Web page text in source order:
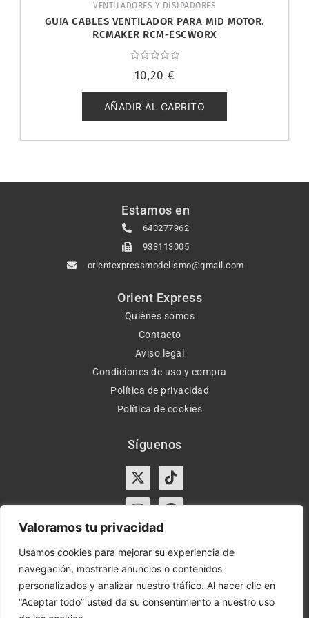
Valoramos tu privacidad
Usamos cookies para mejorar su experiencia de
navegación, mostrarle anuncios o contenidos
personalizados y analizar nuestro tráfico. Al hacer clic en
“Aceptar todo” usted da su consentimiento a nuestro uso
VENTILADORES Y DISIPADORES
GUIA CABLES VENTILADOR PARA MID MOTOR.
RCMAKER RCM-ESCWORX
con
de
5
10,20 €
AÑADIR AL CARRITO
Estamos en
640277962
933113005
orientexpressmodelismo@gmail.com
Orient Express
Quiénes somos
Contacto
Aviso legal
Condiciones de uso y compra
Política de privacidad
Política de cookies
Síguenos
X-
twitter
Tiktok
InstagramFacebook
Horario:
Lun-Vie de 10:00-13:30 y 17:00-20:00 – Sáb de
10:00-13:30